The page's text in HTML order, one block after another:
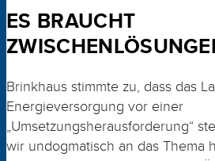
ES BRAUCHT
Brinkhaus stimmte zu, dass das
Energieversorgung vor einer
„Umsetzungsherausforderung“
wir undogmatisch an das Thema